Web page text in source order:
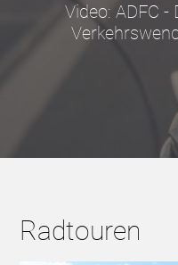
Video: ADFC
Radtouren